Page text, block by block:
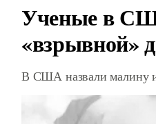
Ученые в
«взрывной»
В США назвали малину